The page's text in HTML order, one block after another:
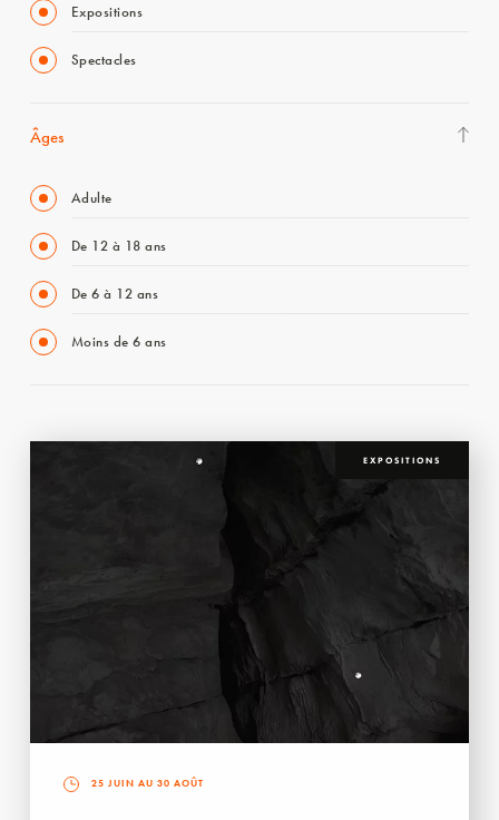
Expositions
Spectacles
Âges
Adulte
De 12 à 18 ans
De 6 à 12 ans
Moins de 6 ans
EXPOSITIONS
25 JUIN AU 30 AOÛT